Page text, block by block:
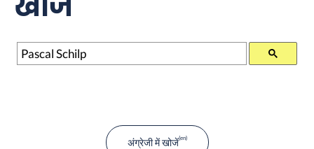
खोज
अंग्रेजी में खोजें